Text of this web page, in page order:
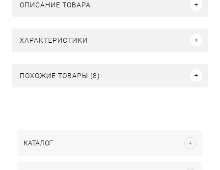
ОПИСАНИЕ ТОВАРА
ХАРАКТЕРИСТИКИ
ПОХОЖИЕ ТОВАРЫ (8)
КАТАЛОГ